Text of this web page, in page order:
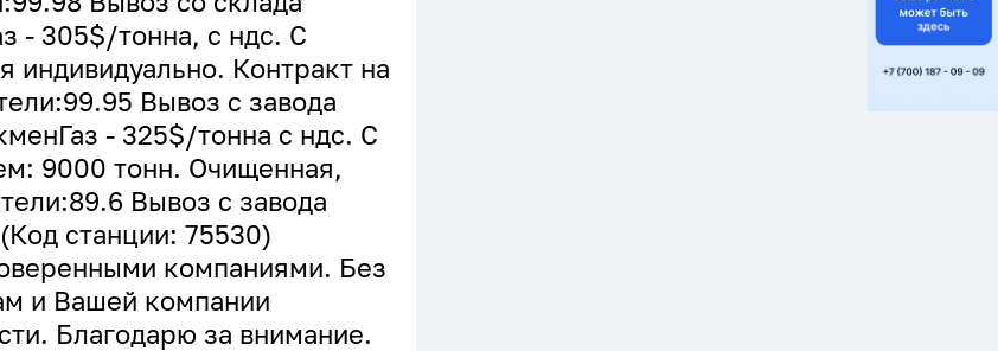
- 305$/тонна, с ндс. С
индивидуально. Контракт на
Вывоз с завода
- 325$/тонна с ндс. С
9000 тонн. Очищенная,
Вывоз с завода
станции: 75530)
компаниями. Без
и Вашей компании
Благодарю за внимание.